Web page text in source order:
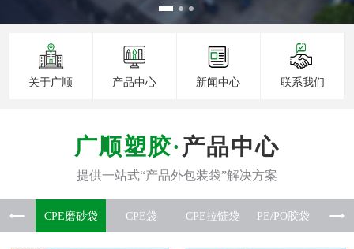
关于广顺 产品中心 新闻中心 联系我们
产品中心
CPE磨 CPE袋 CPE拉 PE/P 硅